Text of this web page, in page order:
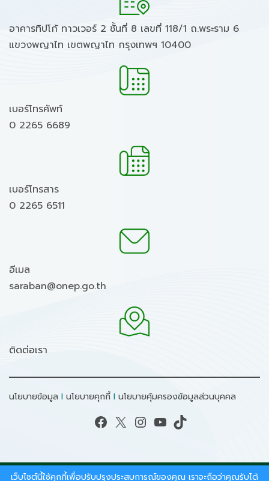
อาคารทิปโก้ ทาวเวอร์ 2 ชั้นที่ 8 เลขที่ 118/1 ถ.พระราม 6
แขวงพญาไท เขตพญาไท กรุงเทพฯ 10400
เบอร์โทรศัพท์
0 2265 6689
เบอร์โทรสาร
0 2265 6511
อีเมล
saraban@onep.go.th
ติดต่อเรา
นโยบายข้อมูล I นโยบายคุกกี้ I นโยบายคุ้มครองข้อมูลส่วนบุคคล
Facebook X Instagram YouTube TikTok
เว็บไซต์นี้ใช้คุกกี้เพื่อปรับปรุงประสบการณ์ของคุณ เราจะถือว่าคุณรับได้